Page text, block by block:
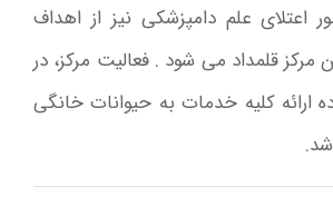
اعتلای علم دامپزشکی نیز از اهداف
مرکز قلمداد می شود . فعالیت مرکز، در
کلیه خدمات به حیوانات خانگی